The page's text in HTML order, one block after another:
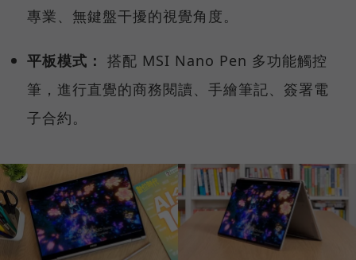
專業、無鍵盤干擾的視覺角度。
平板模式： 搭配 MSI Nano Pen 多功能觸控
筆，進行直覺的商務閱讀、手繪筆記、簽署電
子合約。